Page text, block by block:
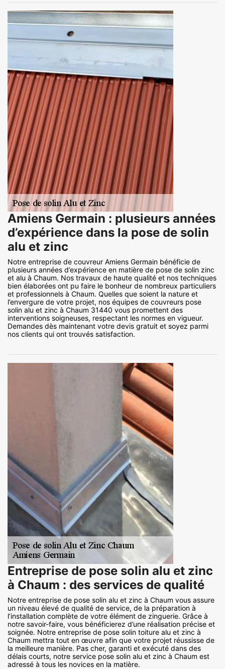
Amiens Germain : plusieurs années
d’expérience dans la pose de solin
alu et zinc
Notre entreprise de couvreur Amiens Germain bénéficie de
plusieurs années d’expérience en matière de pose de solin zinc
et alu à Chaum. Nos travaux de haute qualité et nos techniques
bien élaborées ont pu faire le bonheur de nombreux particuliers
et professionnels à Chaum. Quelles que soient la nature et
l’envergure de votre projet, nos équipes de couvreurs pose
solin alu et zinc à Chaum 31440 vous promettent des
interventions soigneuses, respectant les normes en vigueur.
Demandes dès maintenant votre devis gratuit et soyez parmi
nos clients qui ont trouvés satisfaction.
Entreprise de pose solin alu et zinc
à Chaum : des services de qualité
Notre entreprise de pose solin alu et zinc à Chaum vous assure
un niveau élevé de qualité de service, de la préparation à
l’installation complète de votre élément de zinguerie. Grâce à
notre savoir-faire, vous bénéficierez d’une réalisation précise et
soignée. Notre entreprise de pose solin toiture alu et zinc à
Chaum mettra tout en œuvre afin que votre projet réussisse de
la meilleure manière. Pas cher, garanti et exécuté dans des
délais courts, notre service pose solin alu et zinc à Chaum est
adressé à tous les novices en la matière.